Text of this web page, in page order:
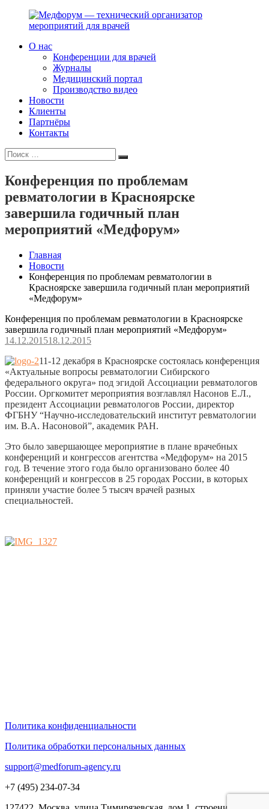
Перейти
Медфорум
технический
организатор
мероприятий
врачей
консультируем
участников
российского
фармрынка
помогаем
выстраивать
с
медицинским
и
фармацевтическим
сообществами.
О нас
Конференции для врачей
Журналы
Медицинский портал
Производство видео
Новости
Клиенты
Партнёры
Контакты
Искать:
Поиск
Конференция по проблемам
ревматологии в Красноярске
завершила годичный план
мероприятий «Медфорум»
Главная
Новости
Конференция по проблемам ревматологии в
Красноярске завершила годичный план мероприятий
«Медфорум»
Конференция по проблемам ревматологии в Красноярске
завершила годичный план мероприятий «Медфорум»
14.12.201518.12.2015
11-12 декабря в Красноярске состоялась конференция
«Актуальные вопросы ревматологии Сибирского
федерального округа» под эгидой Ассоциации ревматологов
России. Оргкомитет мероприятия возглавлял Насонов Е.Л.,
президент Ассоциации ревматологов России, директор
ФГБНУ “Научно-исследовательский институт ревматологии
им. В.А. Насоновой”, академик РАН.
Это было завершающее мероприятие в плане врачебных
конференций и конгрессов агентства «Медфорум» на 2015
год. В течение этого года было организовано более 40
конференций и конгрессов в 25 городах России, в которых
приняли участие более 5 тысяч врачей разных
специальностей.
Политика конфиденциальности
Политика обработки персональных данных
support@medforum-agency.ru
+7 (495) 234-07-34